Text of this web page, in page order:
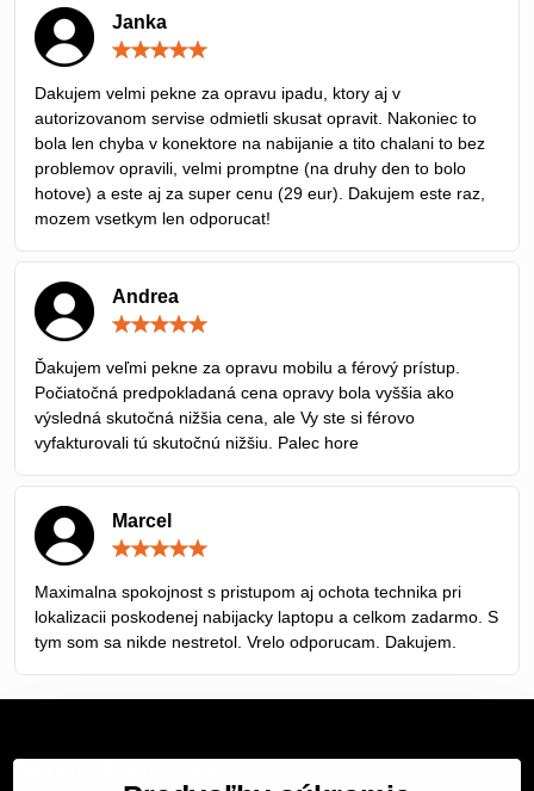
Janka
5
Dakujem velmi pekne za opravu ipadu, ktory aj v
autorizovanom servise odmietli skusat opravit. Nakoniec to
bola len chyba v konektore na nabijanie a tito chalani to bez
problemov opravili, velmi promptne (na druhy den to bolo
hotove) a este aj za super cenu (29 eur). Dakujem este raz,
mozem vsetkym len odporucat!
Andrea
5
Ďakujem veľmi pekne za opravu mobilu a férový prístup.
Počiatočná predpokladaná cena opravy bola vyššia ako
výsledná skutočná nižšia cena, ale Vy ste si férovo
vyfakturovali tú skutočnú nižšiu. Palec hore
Marcel
5
Maximalna spokojnost s pristupom aj ochota technika pri
lokalizacii poskodenej nabijacky laptopu a celkom zadarmo. S
tym som sa nikde nestretol. Vrelo odporucam. Dakujem.
Servis Bratislava